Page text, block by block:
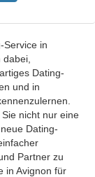
Service in
Dating-
und in
nicht nur eine
Dating-
Partner zu
in Avignon für